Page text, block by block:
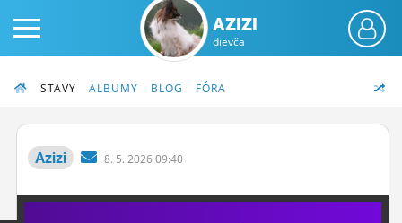
AZIZI
dievča
STAVY ALBUMY BLOG FÓRA
Azizi 8. 5. 2026 09:40